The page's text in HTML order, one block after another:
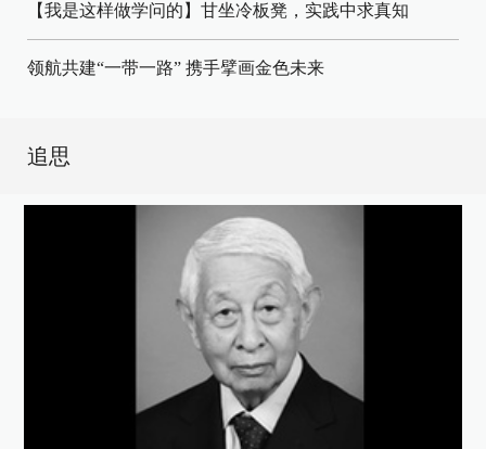
【我是这样做学问的】甘坐冷板凳，实践中求真知
领航共建“一带一路” 携手擘画金色未来
追思